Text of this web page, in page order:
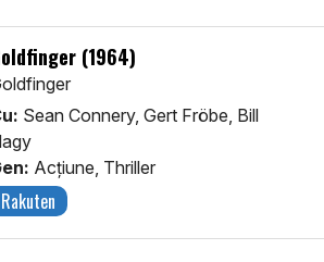
(1964)
Sean Connery, Gert Fröbe, Bill
Acţiune, Thriller
Rakuten